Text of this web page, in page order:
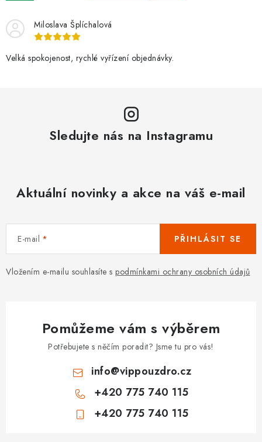
Miloslava Šplíchalová
Velká spokojenost, rychlé vyřízení objednávky.
Sledujte nás na Instagramu
Aktuální novinky a akce na váš e-mail
E-mail
Vložením e-mailu souhlasíte s podmínkami ochrany osobních údajů
PŘIHLÁSIT SE
Pomůžeme vám s výběrem
Potřebujete s něčím poradit? Jsme tu pro vás!
info@vippouzdro.cz
+420 775 740 115
+420 775 740 115